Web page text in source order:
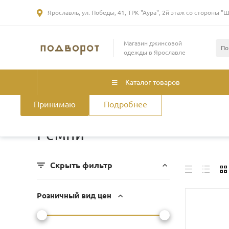
Мы используем файлы cookie, разработанные нашими
лицами, для анализа событий на нашем веб-сайте. Продолжая
Принимаю Подробнее
Ярославль, ул. Победы, 41, ТРК "Аура", 2й этаж со стороны
Магазин джинсовой
одежды в Ярославле
Каталог товаров
Главная / Каталог товаров / Женская одежда
Ремни
Скрыть фильтр
Розничный вид цен